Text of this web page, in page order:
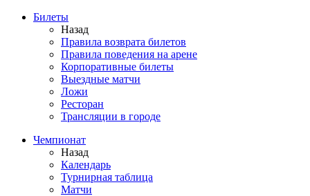
Билеты
Назад
Правила возврата билетов
Правила поведения на арене
Корпоративные билеты
Выездные матчи
Ложи
Ресторан
Трансляции в городе
Чемпионат
Назад
Календарь
Турнирная таблица
Матчи